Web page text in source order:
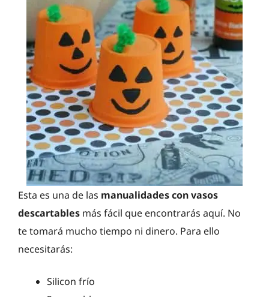
Esta es una de las manualidades con vasos
descartables más fácil que encontrarás aquí. No
te tomará mucho tiempo ni dinero. Para ello
necesitarás:
Silicon frío